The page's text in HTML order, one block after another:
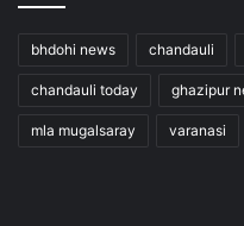
bhdohi news chandauli
chandauli today ghazipur
mla mugalsaray varanasi